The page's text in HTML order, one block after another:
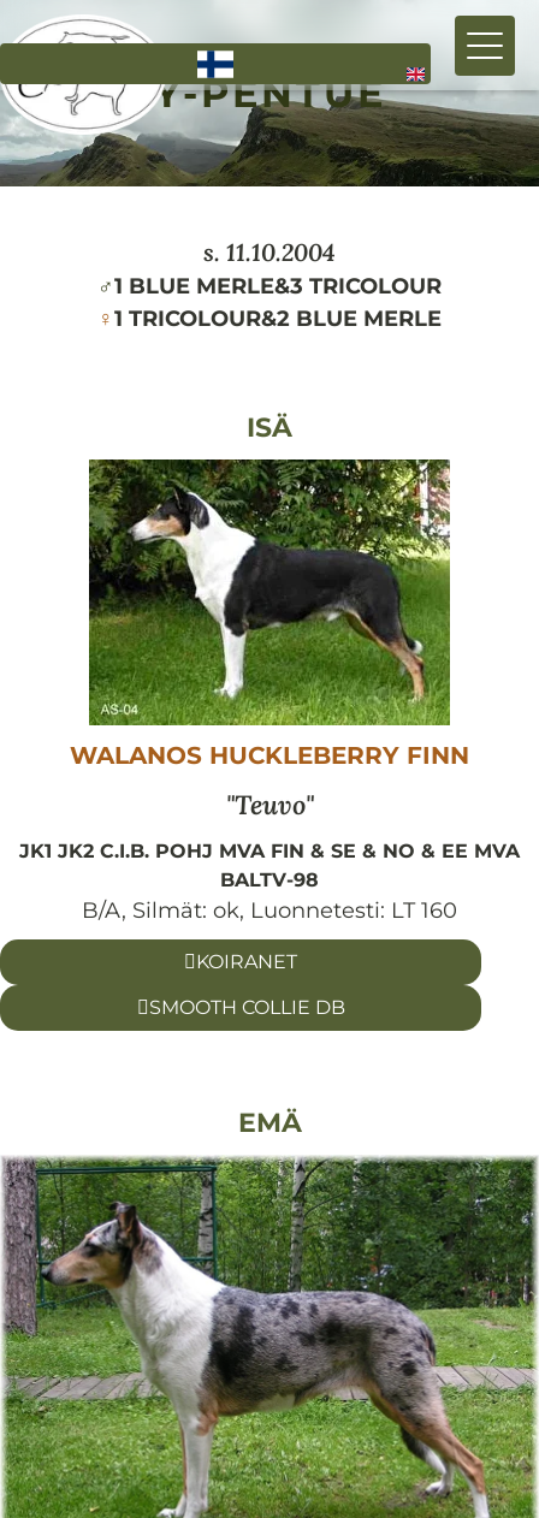
Hyppää
Y-PENTUE
s. 11.10.2004
♂1 BLUE MERLE&3 TRICOLOUR
♀1 TRICOLOUR&2 BLUE MERLE
ISÄ
WALANOS HUCKLEBERRY FINN
Teuvo
JK1 JK2 C.I.B. POHJ MVA FIN & SE & NO & EE MVA
BALTV-98
B/A, Silmät: ok, Luonnetesti: LT 160
KOIRANET
SMOOTH COLLIE DB
EMÄ